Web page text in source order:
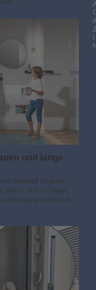
und lange
Standard für jedes
hilft es sich zu fragen,
Überlegungen dieser Art
I